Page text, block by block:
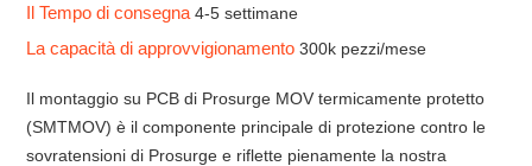
Il Tempo di consegna4-5 settimane
La capacità di approvvigionamento300k pezzi/mese
Il montaggio su PCB di Prosurge MOV termicamente protetto
(SMTMOV) è il componente principale di protezione contro le
sovratensioni di Prosurge e riflette pienamente la nostra